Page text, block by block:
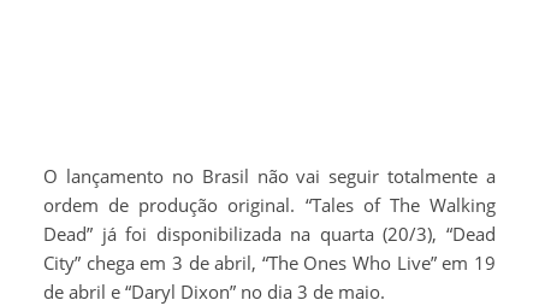
O lançamento no Brasil não vai seguir totalmente a
ordem de produção original. “Tales of The Walking
Dead” já foi disponibilizada na quarta (20/3), “Dead
City” chega em 3 de abril, “The Ones Who Live” em 19
de abril e “Daryl Dixon” no dia 3 de maio.